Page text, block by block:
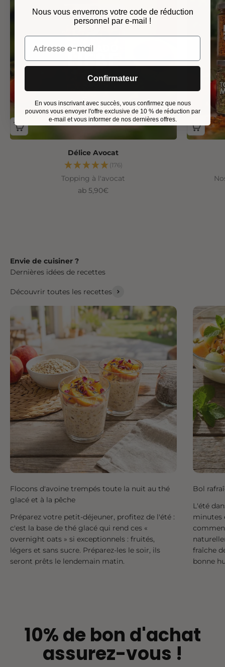
Délice Avocat
(176)
Topping à l'avocat
Angebot
ab 5,90€
Envie de cuisiner ?
Dernières idées de recettes
Découvrir toutes les recettes
Flocons d'avoine trempés toute la nuit au thé
glacé et à la pêche
Préparez votre petit-déjeuner, profitez de l'été :
c'est la base de thé glacé qui rend ces «
overnight oats » si exceptionnels : fruités,
légers et sans sucre. Préparez-les le soir, ils
seront prêts le lendemain matin.
Bol
L'été
minutes
fraîche
bonne
10% de bon d'achat
assurez-vous !
Nous vous enverrons votre code de réduction
personnel par e-mail !
Confirmateur
En vous inscrivant avec succès, vous confirmez que nous
pouvons vous envoyer l'offre exclusive de 10 % de réduction par
e-mail et vous informer de nos dernières offres.